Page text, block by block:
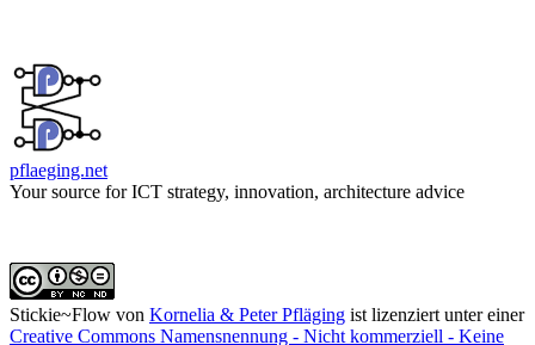
pflaeging.net
Your source for ICT strategy, innovation, architecture advice
Stickie~Flow von Kornelia & Peter Pfläging ist lizenziert unter einer
Creative Commons Namensnennung - Nicht kommerziell - Keine